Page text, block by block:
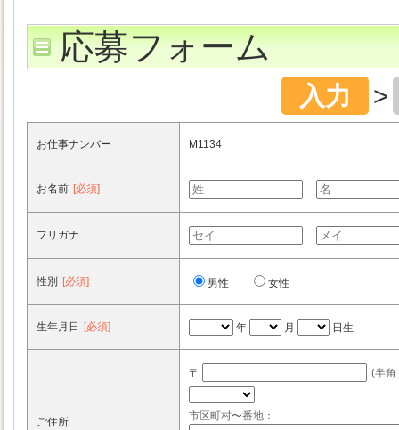
応募フォーム
入力 >
お仕事ナンバー M1134
お名前 [必須]
フリガナ
性別 [必須] 男性 女性
生年月日 [必須] 年 月 日生
ご住所
〒 (半
市区町村〜番地：